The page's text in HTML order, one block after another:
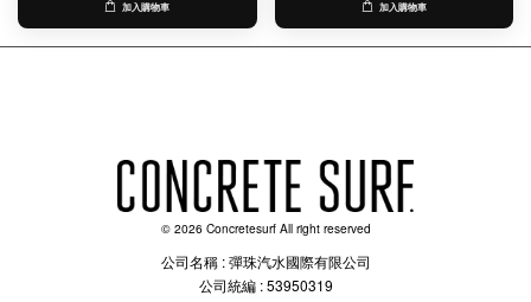
加入購物車 加入購物車
© 2026 Concretesurf All right reserved
公司名稱 : 彈珠汽水國際有限公司
公司統編 : 53950319